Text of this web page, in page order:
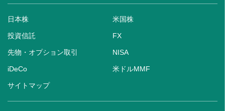
日本株 米国株
投資信託 FX
先物・オプション取引 NISA
iDeCo 米ドルMMF
サイトマップ